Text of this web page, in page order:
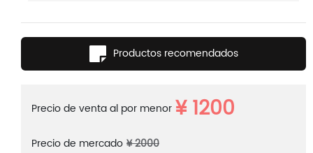
Productos recomendados
Precio de venta al por menor ¥ 1200
Precio de mercado ¥ 2000